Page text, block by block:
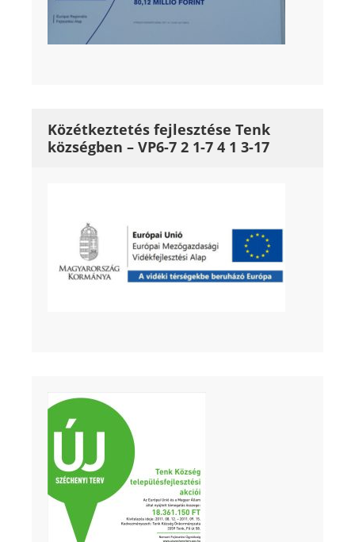
Közétkeztetés fejlesztése Tenk
községben – VP6-7 2 1-7 4 1 3-17